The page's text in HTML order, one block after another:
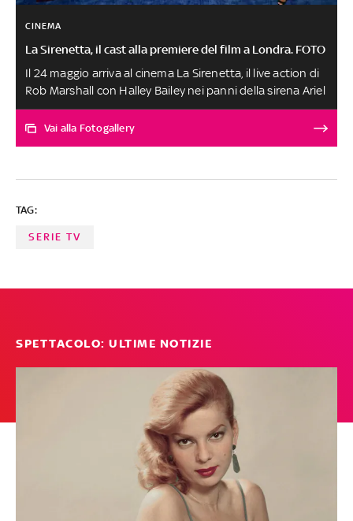
CINEMA
La Sirenetta, il cast alla premiere del film a Londra. FOTO
Il 24 maggio arriva al cinema La Sirenetta, il live action di
Rob Marshall con Halley Bailey nei panni della sirena Ariel
Vai alla Fotogallery
TAG:
SERIE TV
SPETTACOLO: ULTIME NOTIZIE